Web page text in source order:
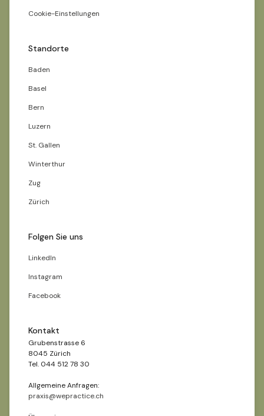
Cookie-Einstellungen
Standorte
Baden
Basel
Bern
Luzern
St. Gallen
Winterthur
Zug
Zürich
Folgen Sie uns
LinkedIn
Instagram
Facebook
Kontakt
Grubenstrasse 6
8045 Zürich
Tel. 044 512 78 30
Allgemeine Anfragen:
praxis@wepractice.ch